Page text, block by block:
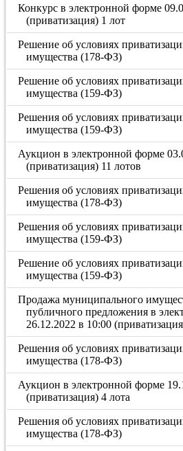
Конкурс в электронной форме
(приватизация) 1 лот
Решение об условиях
имущества (178-ФЗ)
Решение об условиях
имущества (159-ФЗ)
Решения об условиях
имущества (159-ФЗ)
Аукцион в электронной форме
(приватизация) 11 лотов
Решения об условиях
имущества (178-ФЗ)
Решения об условиях
имущества (159-ФЗ)
Решение об условиях
имущества (159-ФЗ)
Продажа муниципального
публичного предложения в
26.12.2022 в 10:00
Решения об условиях
имущества (178-ФЗ)
Аукцион в электронной форме
(приватизация) 4 лота
Решения об условиях
имущества (178-ФЗ)